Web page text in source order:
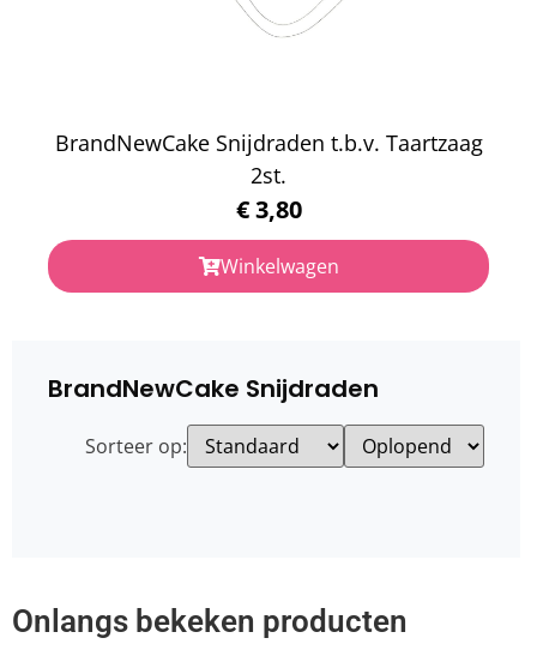
BrandNewCake Snijdraden t.b.v. Taartzaag
2st.
€3,80
Winkelwagen
BrandNewCake Snijdraden
Sorteer op:
Onlangs bekeken producten